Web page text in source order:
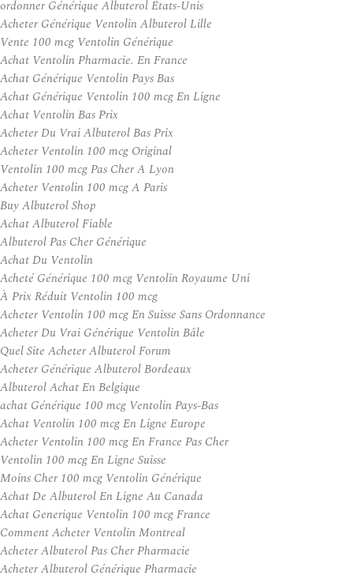
ordonner Générique Albuterol États-Unis
Acheter Générique Ventolin Albuterol Lille
Vente 100 mcg Ventolin Générique
Achat Ventolin Pharmacie. En France
Achat Générique Ventolin Pays Bas
Achat Générique Ventolin 100 mcg En Ligne
Achat Ventolin Bas Prix
Acheter Du Vrai Albuterol Bas Prix
Acheter Ventolin 100 mcg Original
Ventolin 100 mcg Pas Cher A Lyon
Acheter Ventolin 100 mcg A Paris
Buy Albuterol Shop
Achat Albuterol Fiable
Albuterol Pas Cher Générique
Achat Du Ventolin
Acheté Générique 100 mcg Ventolin Royaume Uni
À Prix Réduit Ventolin 100 mcg
Acheter Ventolin 100 mcg En Suisse Sans Ordonnance
Acheter Du Vrai Générique Ventolin Bâle
Quel Site Acheter Albuterol Forum
Acheter Générique Albuterol Bordeaux
Albuterol Achat En Belgique
achat Générique 100 mcg Ventolin Pays-Bas
Achat Ventolin 100 mcg En Ligne Europe
Acheter Ventolin 100 mcg En France Pas Cher
Ventolin 100 mcg En Ligne Suisse
Moins Cher 100 mcg Ventolin Générique
Achat De Albuterol En Ligne Au Canada
Achat Generique Ventolin 100 mcg France
Comment Acheter Ventolin Montreal
Acheter Albuterol Pas Cher Pharmacie
Acheter Albuterol Générique Pharmacie